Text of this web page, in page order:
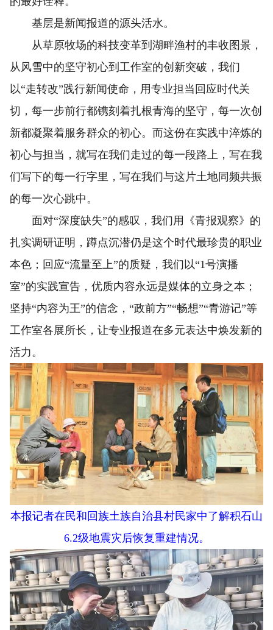
基层是新闻报道的源头活水。
从草原牧场的科技变革到湖畔渔村的丰收图景，
从风雪中的坚守初心到工作室的创新突破，我们
以“走转改”践行新闻使命，用专业担当回应时代关
切，每一步前行都镌刻着扎根青海的坚守，每一次创
新都凝聚着服务群众的初心。而这份在实践中淬炼的
初心与担当，就写在我们走过的每一段路上，写在我
们写下的每一行字里，写在我们与这片土地同频共振
的每一次心跳中。
面对“深度缺失”的感叹，我们用《青报观察》的
扎实调研证明，蹲点沉潜仍是这个时代最珍贵的职业
本色；回应“流量至上”的质疑，我们以“1号演播
室”的实践宣告，优质内容永远是媒体的立身之本；
坚持“内容为王”的信念，“政前方”“畅想”“青游记”等
工作室各展所长，让专业报道在多元表达中焕发新的
活力。
本报记者在民和回族土族自治县村民家中了解积石山
6.2级地震灾后恢复重建情况。